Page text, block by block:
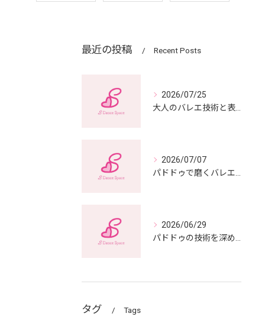
最近の投稿 Recent Posts
2026/07/25
2026/07/07
2026/06/29
タグ Tags